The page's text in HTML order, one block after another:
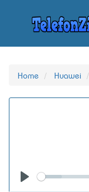
Home Huawei
Seek